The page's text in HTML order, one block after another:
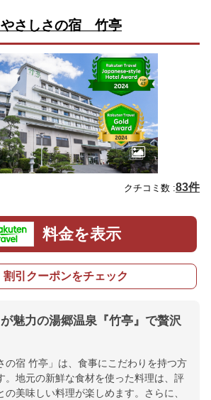
さしさの宿 竹亭
クチコミ数 :83件
料金を表示
割引クーポンをチェック
魅力の湯郷温泉『竹亭』で贅沢
の宿 竹亭」は、食事にこだわりを持つ方
。地元の新鮮な食材を使った料理は、評
の美味しい料理が楽しめます。さらに、